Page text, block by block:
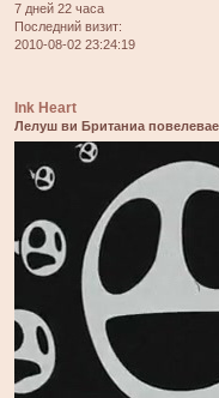
7 дней 22 часа
Последний визит:
2010-08-02 23:24:19
Ink Heart
Лелуш ви Британиа